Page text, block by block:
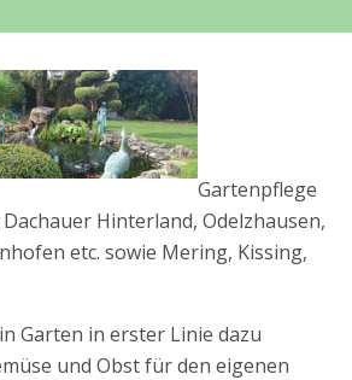
Gartenpflege
Hinterland, Odelzhausen,
etc. sowie Mering, Kissing,
Garten in erster Linie dazu
und Obst für den eigenen